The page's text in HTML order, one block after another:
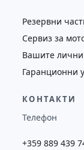
Резервни
Сервиз за
Вашите
Гаранционни
КОНТАКТИ
Телефон
+359 889 439